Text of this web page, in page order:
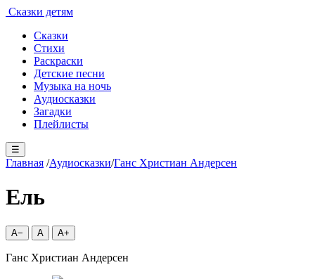
Сказки детям
Сказки
Стихи
Раскраски
Детские песни
Музыка на ночь
Аудиосказки
Загадки
Плейлисты
☰
Главная /Аудиосказки/Ганс Христиан Андерсен
Ель
A− A A+
Ганс Христиан Андерсен